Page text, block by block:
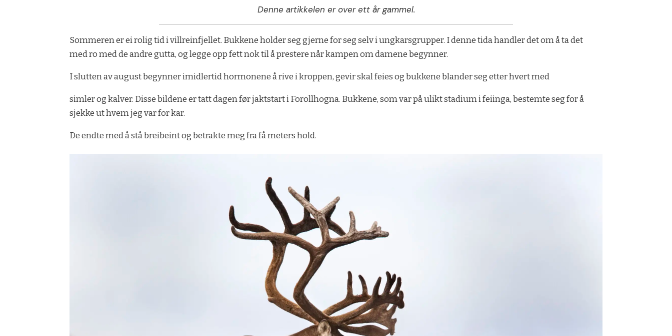
Denne artikkelen er over ett år gammel.
Sommeren er ei rolig tid i villreinfjellet. Bukkene holder seg gjerne for seg selv i ungkarsgrupper. I denne tida handler det om å ta det
med ro med de andre gutta, og legge opp fett nok til å prestere når kampen om damene begynner.
I slutten av august begynner imidlertid hormonene å rive i kroppen, gevir skal feies og bukkene blander seg etter hvert med
simler og kalver. Disse bildene er tatt dagen før jaktstart i Forollhogna. Bukkene, som var på ulikt stadium i feiinga, bestemte seg for å
sjekke ut hvem jeg var for kar.
De endte med å stå breibeint og betrakte meg fra få meters hold.